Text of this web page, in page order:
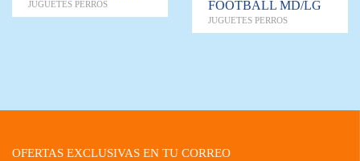
JUGUETES PERROS
FOOTBALL MD/LG
JUGUETES PERROS
OFERTAS EXCLUSIVAS EN TU CORREO